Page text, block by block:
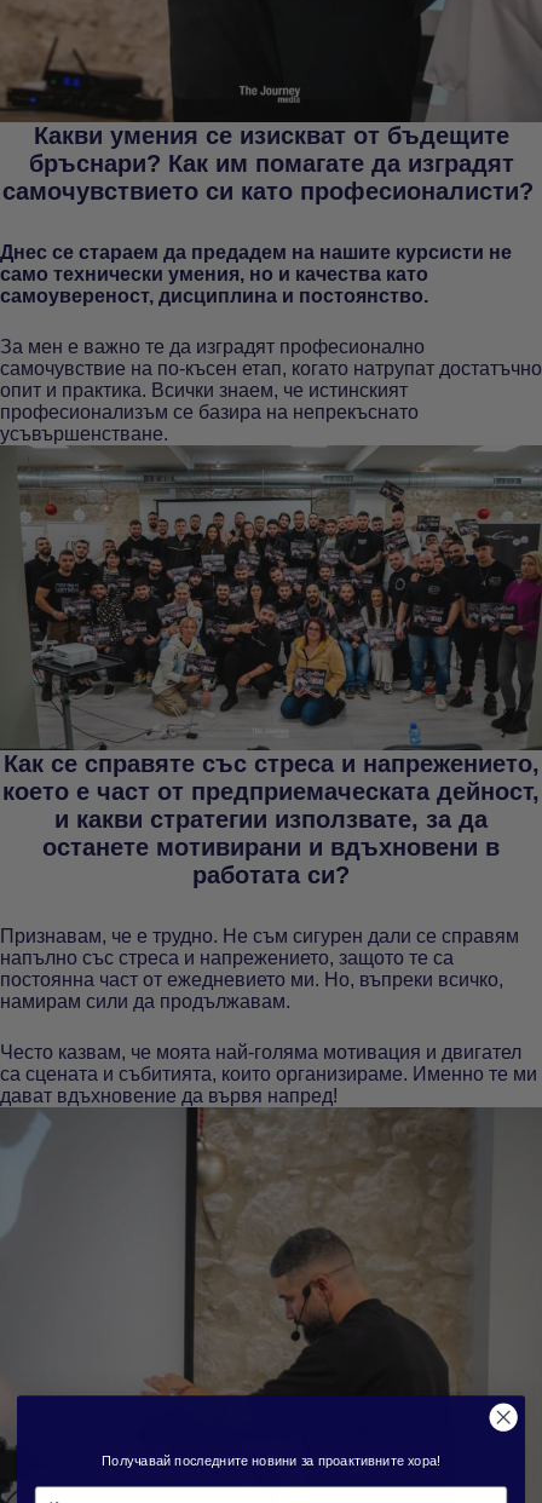
Какви умения се изискват от бъдещите
бръснари? Как им помагате да изградят
самочувствието си като професионалисти?
Днес се стараем да предадем на нашите курсисти не
само технически умения, но и качества като
самоувереност, дисциплина и постоянство.
За мен е важно те да изградят професионално
самочувствие на по-късен етап, когато натрупат достатъчно
опит и практика. Всички знаем, че истинският
професионализъм се базира на непрекъснато
усъвършенстване.
Как се справяте със стреса и напрежението,
което е част от предприемаческата дейност,
и какви стратегии използвате, за да
останете мотивирани и вдъхновени в
работата си?
Признавам, че е трудно. Не съм сигурен дали се справям
напълно със стреса и напрежението, защото те са
постоянна част от ежедневието ми. Но, въпреки всичко,
намирам сили да продължавам.
Често казвам, че моята най-голяма мотивация и двигател
са сцената и събитията, които организираме. Именно те ми
дават вдъхновение да вървя напред!
Стани част от общността на Varnapreneurs
Получавай последните новини за проактивните хора!